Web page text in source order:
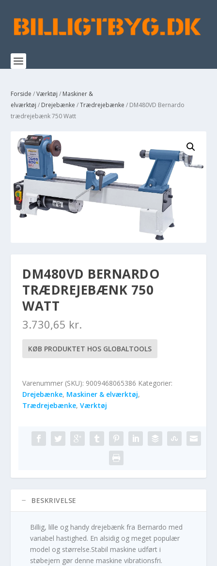
Forside /Værktøj / Maskiner &
elværktøj / Drejebænke /Trædrejebænke / DM480VD Bernardo
trædrejebænk 750 Watt
DM480VD BERNARDO
TRÆDREJEBÆNK 750
WATT
3.730,65 kr.
KØB PRODUKTET HOS GLOBALTOOLS
Varenummer (SKU): 9009468065386 Kategorier:
Drejebænke, Maskiner & elværktøj,
Trædrejebænke,Værktøj
BESKRIVELSE
Billig, lille og handy drejebænk fra Bernardo med
variabel hastighed. En alsidig og meget populær
model og størrelse.Stabil maskine udført i
støbejern gør denne maskine vibrationsfri.